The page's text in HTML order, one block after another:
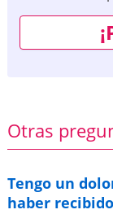
Otras
Tengo un
haber